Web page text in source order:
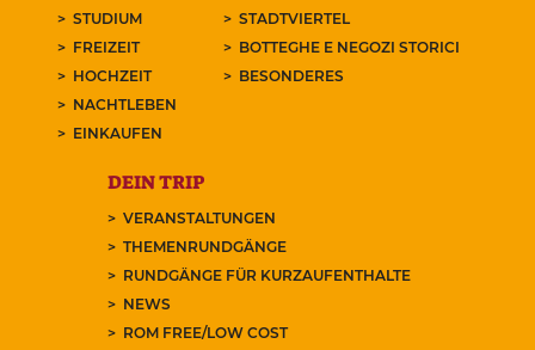
STUDIUM
FREIZEIT
HOCHZEIT
NACHTLEBEN
EINKAUFEN
STADTVIERTEL
BOTTEGHE E NEGOZI STORICI
BESONDERES
DEIN TRIP
VERANSTALTUNGEN
THEMENRUNDGÄNGE
RUNDGÄNGE FÜR KURZAUFENTHALTE
NEWS
ROM FREE/LOW COST